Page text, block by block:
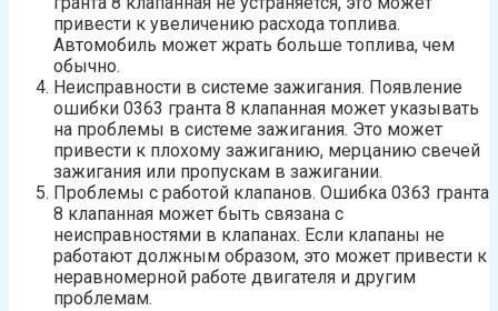
привести к увеличению расхода топлива.
Автомобиль может жрать больше топлива, чем
обычно.
Неисправности в системе зажигания. Появление
ошибки 0363 гранта 8 клапанная может указывать
на проблемы в системе зажигания. Это может
привести к плохому зажиганию, мерцанию свечей
зажигания или пропускам в зажигании.
Проблемы с работой клапанов. Ошибка 0363 гранта
8 клапанная может быть связана с
неисправностями в клапанах. Если клапаны не
работают должным образом, это может привести к
неравномерной работе двигателя и другим
проблемам.